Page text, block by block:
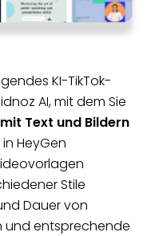
KI-TikTok-
AI, mit dem Sie
Text und Bildern
HeyGen
Stile
Dauer von
und entsprechende